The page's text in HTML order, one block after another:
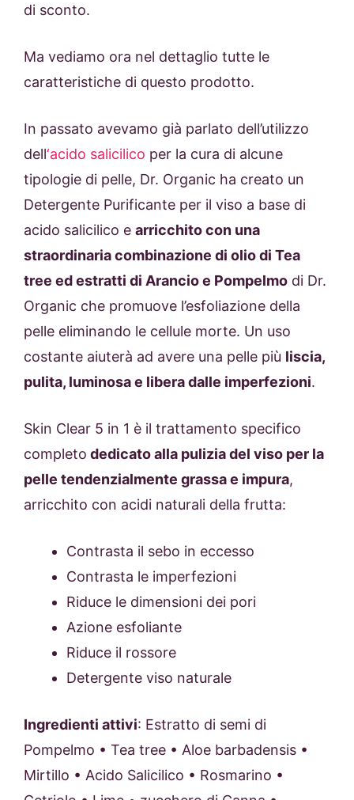
di sconto.
Ma vediamo ora nel dettaglio tutte le
caratteristiche di questo prodotto.
In passato avevamo già parlato dell’utilizzo
dell‘acido salicilico per la cura di alcune
tipologie di pelle, Dr. Organic ha creato un
Detergente Purificante per il viso a base di
acido salicilico e arricchito con una
straordinaria combinazione di olio di Tea
tree ed estratti di Arancio e Pompelmo di Dr.
Organic che promuove l’esfoliazione della
pelle eliminando le cellule morte. Un uso
costante aiuterà ad avere una pelle più liscia,
pulita, luminosa e libera dalle imperfezioni.
Skin Clear 5 in 1 è il trattamento specifico
completo dedicato alla pulizia del viso per la
pelle tendenzialmente grassa e impura,
arricchito con acidi naturali della frutta:
Contrasta il sebo in eccesso
Contrasta le imperfezioni
Riduce le dimensioni dei pori
Azione esfoliante
Riduce il rossore
Detergente viso naturale
Ingredienti attivi: Estratto di semi di
Pompelmo • Tea tree • Aloe barbadensis •
Mirtillo • Acido Salicilico • Rosmarino •